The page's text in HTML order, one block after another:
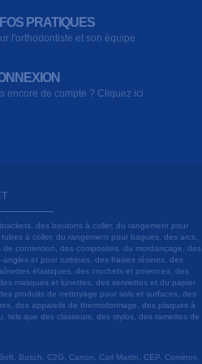
PRATIQUES
l'orthodontiste et son équipe
encore de compte ? Cliquez ici
des boutons à coller, du rangement pour
à coller, du rangement pour bagues, des arcs,
contention, des composites, du mordançage, des
et pour turbines, des fraises résines, des
élastiques, des crochets et potences, des
masques et lunettes, des serviettes et du papier
produits de nettoyage pour sols et surfaces, des
des appareils de thermoformage, des plaques à
tels que des classeurs, des stylos, des ramettes de
Busch, C2G, Canon, Carl Martin, CEP, Cominox,